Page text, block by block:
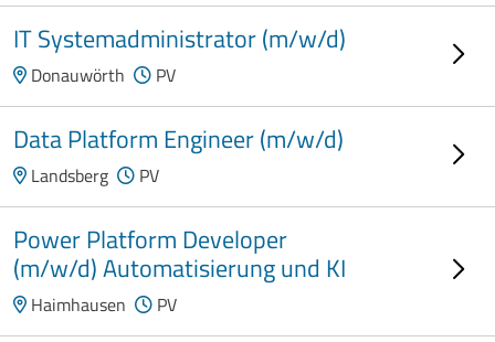
IT Systemadministrator (m/w/d)
Donauwörth PV
Data Platform Engineer (m/w/d)
Landsberg PV
Power Platform Developer
(m/w/d) Automatisierung und KI
Haimhausen PV